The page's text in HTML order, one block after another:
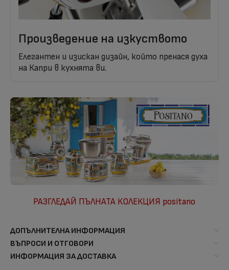
Произведение на изкуството
Елегантен и изискан дизайн, който пренася духа
на Капри в кухнята ви.
РАЗГЛЕДАЙ ПЪЛНАТА КОЛЕКЦИЯ positano
ДОПЪЛНИТЕЛНА ИНФОРМАЦИЯ
ВЪПРОСИ И ОТГОВОРИ
ИНФОРМАЦИЯ ЗА ДОСТАВКА